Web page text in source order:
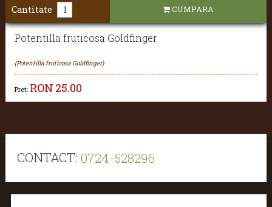
Potentilla fruticosa Goldfinger
(Potentilla fruticosa Goldfinger)
Pret: RON 25.00
Cantitate CUMPARA
CONTACT: 0724-528296